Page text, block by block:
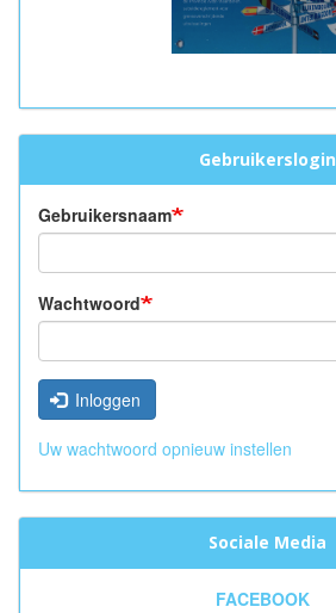
Gebruikerslogin
Gebruikersnaam
Wachtwoord
Inloggen
Uw wachtwoord opnieuw instellen
Sociale Media
FACEBOOK